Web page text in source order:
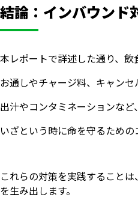
結論：インバウンド
本レポートで詳述した通り、
お通しやチャージ料、キャン
出汁やコンタミネーションな
いざという時に命を守るため
これらの対策を実践すること
を生み出します。